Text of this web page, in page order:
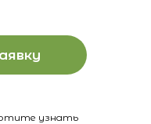
узнать